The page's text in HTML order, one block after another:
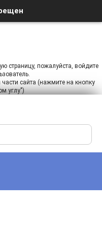
страницу, пожалуйста, войдите
сайта (нажмите на кнопку
углу")